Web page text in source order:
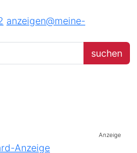
anzeigen@meine-
Anzeige